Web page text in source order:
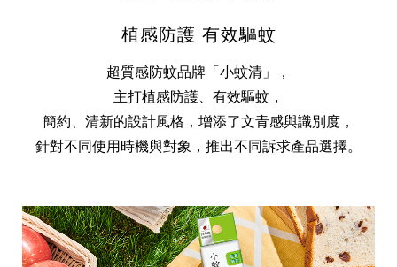
使命與核心價值
天然清潔洗劑
居家打掃工具
利害關係人互動與經營
透過各種型態及管道與利害關係人建立友善溝通平台
股東會相關重要事項與發佈
協助解決您對產品的疑問
植感防護 有效驅蚊
超質感防蚊品牌「小蚊清」，
主打植感防護、有效驅蚊，
簡約、清新的設計風格，增添了文青感與識別度，
針對不同使用時機與對象，推出不同訴求產品選擇。